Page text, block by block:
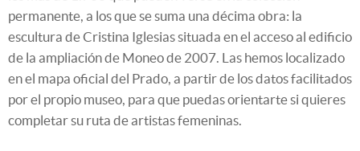
permanente, a los que se suma una décima obra: la
escultura de Cristina Iglesias situada en el acceso al edificio
de la ampliación de Moneo de 2007. Las hemos localizado
en el mapa oficial del Prado, a partir de los datos facilitados
por el propio museo, para que puedas orientarte si quieres
completar su ruta de artistas femeninas.